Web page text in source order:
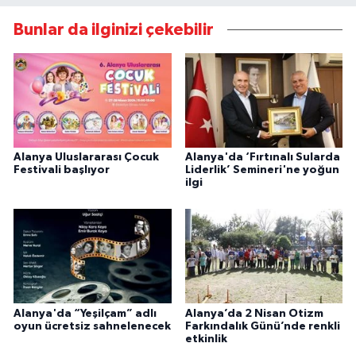
Bunlar da ilginizi çekebilir
Alanya Uluslararası Çocuk
Festivali başlıyor
Alanya'da ‘Fırtınalı Sularda
Liderlik’ Semineri'ne yoğun
ilgi
Alanya'da “Yeşilçam” adlı
oyun ücretsiz sahnelenecek
Alanya’da 2 Nisan Otizm
Farkındalık Günü’nde renkli
etkinlik